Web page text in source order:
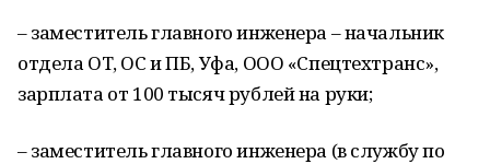
– заместитель главного инженера – начальник
отдела ОТ, ОС и ПБ, Уфа, ООО «Спецтехтранс»,
зарплата от 100 тысяч рублей на руки;
– заместитель главного инженера (в службу по